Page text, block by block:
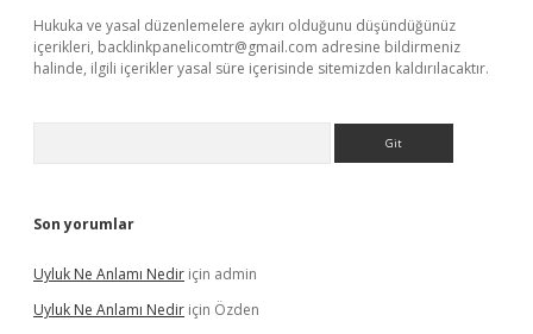
Hukuka ve yasal düzenlemelere aykırı olduğunu düşündüğünüz
içerikleri, backlinkpanelicomtr@gmail.com adresine bildirmeniz
halinde, ilgili içerikler yasal süre içerisinde sitemizden kaldırılacaktır.
Son yorumlar
Uyluk Ne Anlamı Nedir için admin
Uyluk Ne Anlamı Nedir için Özden